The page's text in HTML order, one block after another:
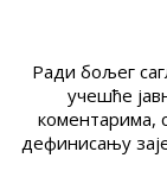
Ради бољег
учешће
коментарима,
дефинисању